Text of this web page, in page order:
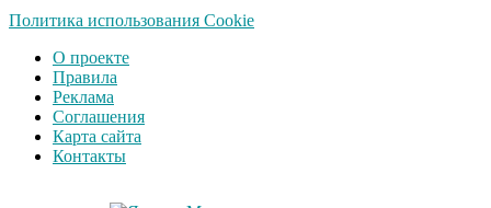
Политика использования Cookie
О проекте
Правила
Реклама
Соглашения
Карта сайта
Контакты